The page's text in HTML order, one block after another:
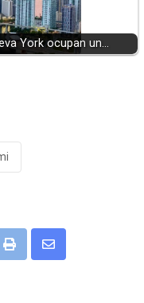
York ocupan un…
Print
Share